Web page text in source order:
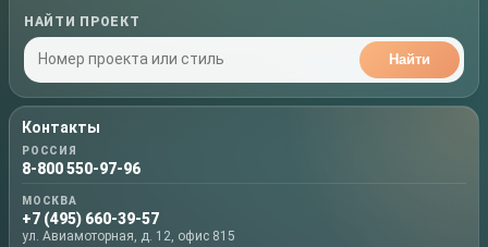
НАЙТИ ПРОЕКТ
Найти
Контакты
РОССИЯ
8-800 550-97-96
МОСКВА
+7 (495) 660-39-57
ул. Авиамоторная, д. 12, офис 815